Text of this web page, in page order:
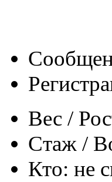
Вес /
Стаж /
Кто: не